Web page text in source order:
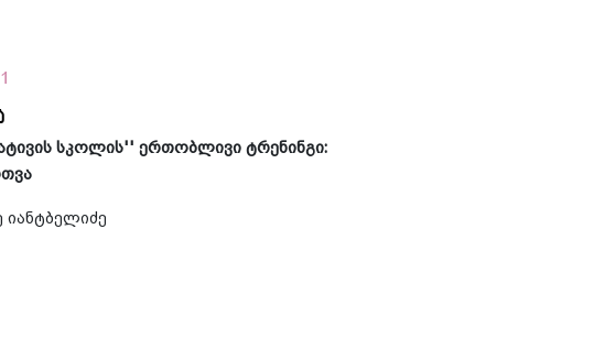
სკოლის'' ერთობლივი ტრენინგი:
იანტბელიძე